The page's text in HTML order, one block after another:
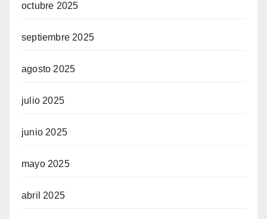
octubre 2025
septiembre 2025
agosto 2025
julio 2025
junio 2025
mayo 2025
abril 2025